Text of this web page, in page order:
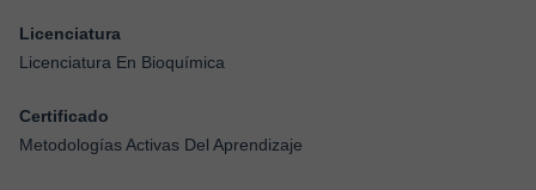
Licenciatura
Licenciatura En Bioquímica
Certificado
Metodologías Activas Del Aprendizaje